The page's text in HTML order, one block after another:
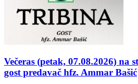
Večeras (petak, 07.08.2026) na
gost predavač hfz. Ammar Bašić